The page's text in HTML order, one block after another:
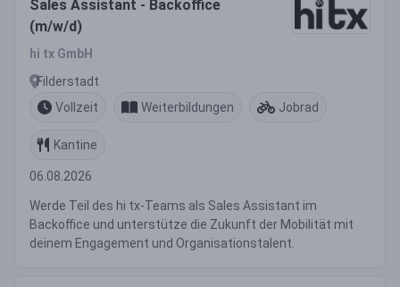
Sales Assistant - Backoffice
(m/w/d)
hi tx GmbH
Filderstadt
Vollzeit
Weiterbildungen Jobrad
Kantine
06.08.2026
Werde Teil des hi tx-Teams als Sales Assistant im
Backoffice und unterstütze die Zukunft der Mobilität mit
deinem Engagement und Organisationstalent.